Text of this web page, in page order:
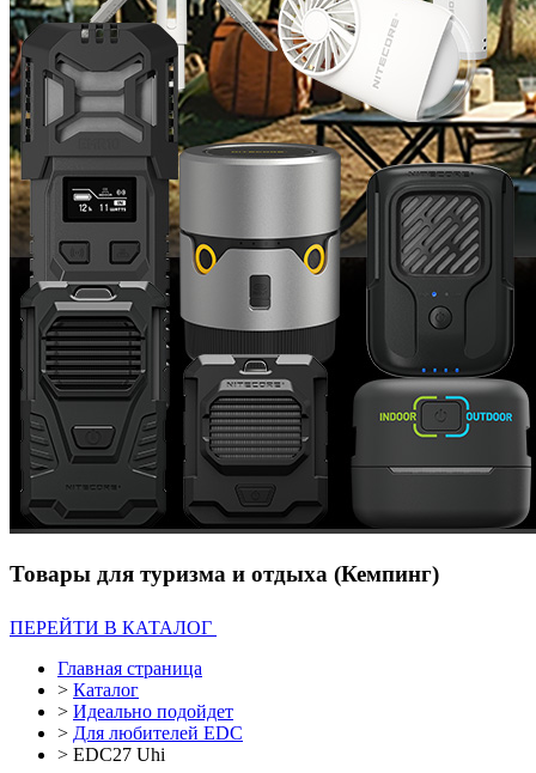
Товары для туризма и отдыха (Кемпинг)
ПЕРЕЙТИ В КАТАЛОГ
Главная страница
> Каталог
> Идеально подойдет
> Для любителей EDC
> EDC27 Uhi